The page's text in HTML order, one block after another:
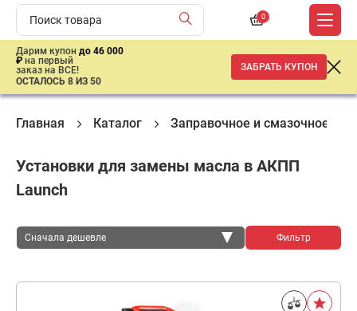
0
Дарим купон до 46 000
₽ на первый
заказ на ВСЕ!
ОСТАЛОСЬ 8 ИЗ 50
ЗАБРАТЬ КУПОН
Главная Каталог Заправочное и смазочное
Установки для замены масла в АКПП
Launch
Сначала дешевле Фильтр